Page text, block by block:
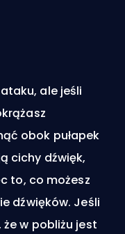
ale jeśli
obok pułapek
cichy dźwięk,
to, co możesz
dźwięków. Jeśli
że w pobliżu jest